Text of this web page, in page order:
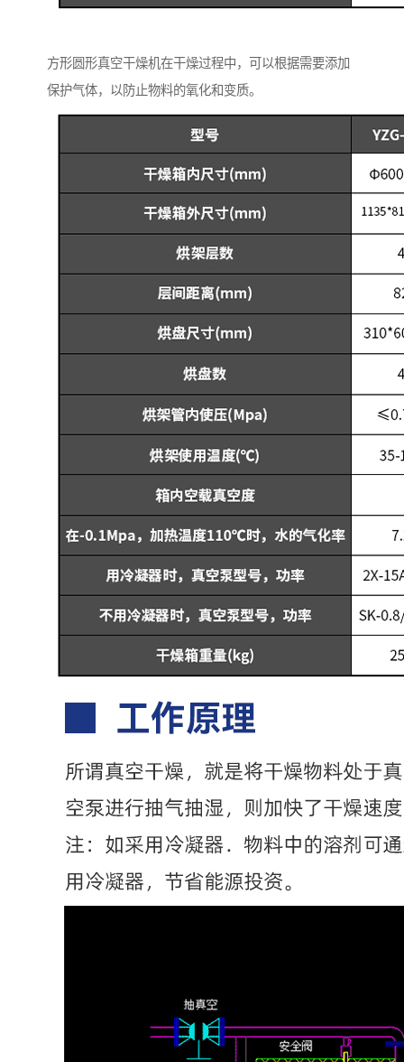
方形圆形真空干燥机在干燥过程中，可以根据需要添加
保护气体，以防止物料的氧化和变质。